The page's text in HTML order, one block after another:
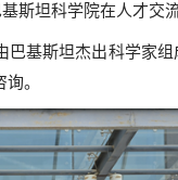
斯坦科学院在人才交
基斯坦杰出科学家
。